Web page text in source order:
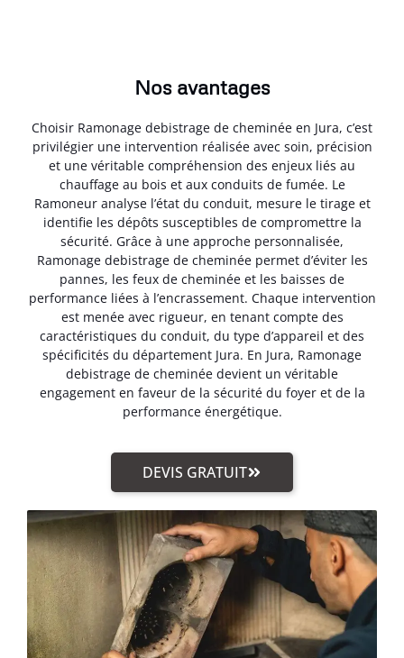
Nos avantages
Choisir Ramonage debistrage de cheminée en Jura, c’est
privilégier une intervention réalisée avec soin, précision
et une véritable compréhension des enjeux liés au
chauffage au bois et aux conduits de fumée. Le
Ramoneur analyse l’état du conduit, mesure le tirage et
identifie les dépôts susceptibles de compromettre la
sécurité. Grâce à une approche personnalisée,
Ramonage debistrage de cheminée permet d’éviter les
pannes, les feux de cheminée et les baisses de
performance liées à l’encrassement. Chaque intervention
est menée avec rigueur, en tenant compte des
caractéristiques du conduit, du type d’appareil et des
spécificités du département Jura. En Jura, Ramonage
debistrage de cheminée devient un véritable
engagement en faveur de la sécurité du foyer et de la
performance énergétique.
DEVIS GRATUIT